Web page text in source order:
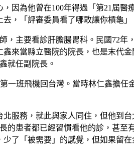
為他曾在100年得過「第21屆醫
，「評審委員看了哪敢讓你槓龜」
主要看診肝膽腸胃科。民國72年
來當縣立醫院的院長，也是末代
就任副院長。
班飛機回台灣。當時林仁鑫擔任
服務，就此與家人同住，但他到
患者都已經習慣看他的診，甚至
了「被需要」的感覺，但如果留